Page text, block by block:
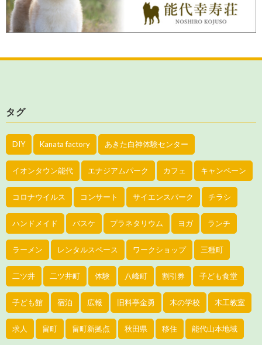
タグ
DIY Kanata factory あきた白神体験センター
イオンタウン能代 エナジアムパーク カフェ キャンペーン
コロナウイルス コンサート サイエンスパーク チラシ
ハンドメイド バスケ プラネタリウム ヨガ ランチ
ラーメン レンタルスペース ワークショップ 三種町
二ツ井 二ツ井町 体験 八峰町 割引券 子ども食堂
子ども館 宿泊 広報 旧料亭金勇 木の学校 木工教室
求人 畠町 畠町新拠点 秋田県 移住 能代山本地域